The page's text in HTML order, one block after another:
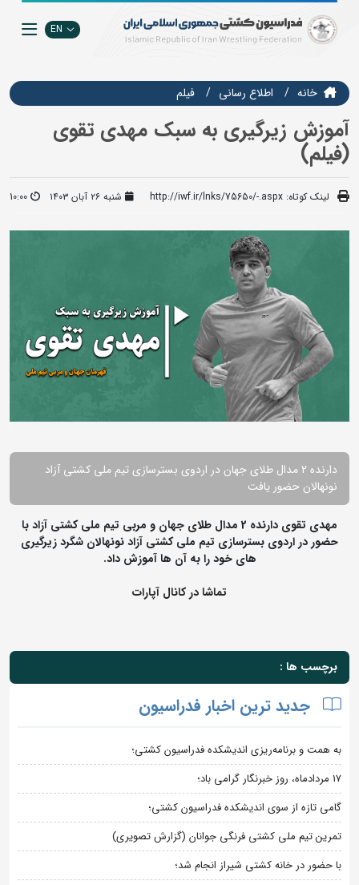
EN
خانه اطلاع رسانی فيلم
آموزش زیرگیری به سبک مهدی تقوی
(فیلم)
لینک کوتاه: http://iwf.ir/lnks/75650/-.aspx شنبه ۲۶ آبان ۱۴۰۳ 10:00
دارنده 2 مدال طلای جهان در اردوی بسترسازی تیم ملی کشتی آزاد
نونهالان حضور یافت
مهدی تقوی دارنده 2 مدال طلای جهان و مربی تیم ملی کشتی آزاد با
حضور در اردوی بسترسازی تیم ملی کشتی آزاد نونهالان شگرد زیرگیری
های خود را به آن ها آموزش داد.
تماشا در کانال آپارات
برچسب ها :
جدید ترین اخبار فدراسیون
به همت و برنامه‌ریزی اندیشکده فدراسیون کشتی؛
۱۷ مردادماه، روز خبرنگار گرامی باد؛
گامی تازه از سوی اندیشکده فدراسیون کشتی؛
تمرین تیم ملی کشتی فرنگی جوانان (گزارش تصویری)
با حضور در خانه کشتی شیراز انجام شد؛